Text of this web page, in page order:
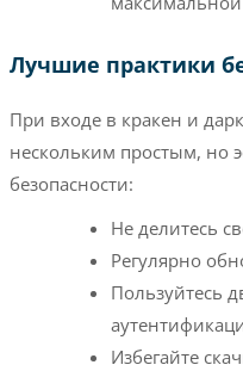
Лучшие практики
При входе в кракен и
нескольким простым, но
безопасности:
Не делитесь
Регулярно
Пользуйтесь
Избегайте